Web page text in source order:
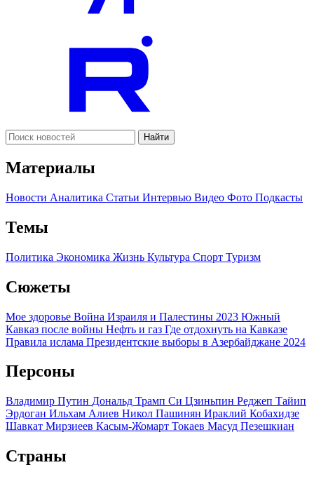
Найти
Материалы
Новости Аналитика Статьи Интервью Видео Фото Подкасты
Темы
Политика Экономика Жизнь Культура Спорт Туризм
Сюжеты
Мое здоровье Война Израиля и Палестины 2023 Южный
Кавказ после войны Нефть и газ Где отдохнуть на Кавказе
Правила ислама Президентские выборы в Азербайджане 2024
Персоны
Владимир Путин Дональд Трамп Си Цзиньпин Реджеп Тайип
Эрдоган Ильхам Алиев Никол Пашинян Ираклий Кобахидзе
Шавкат Мирзиеев Касым-Жомарт Токаев Масуд Пезешкиан
Страны